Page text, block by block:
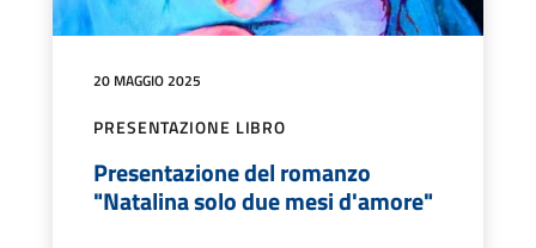
20 MAGGIO 2025
PRESENTAZIONE LIBRO
Presentazione del romanzo
"Natalina solo due mesi d'amore"